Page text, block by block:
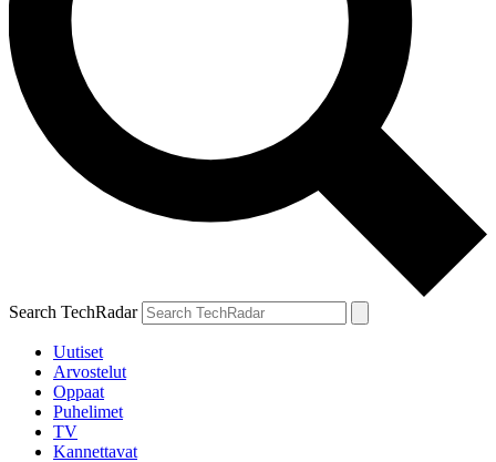
Search TechRadar
Uutiset
Arvostelut
Oppaat
Puhelimet
TV
Kannettavat